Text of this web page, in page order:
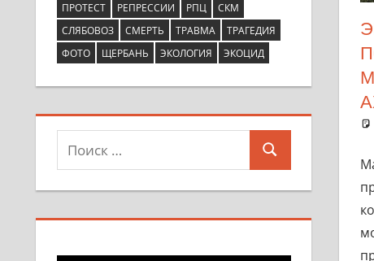
ПРОТЕСТ
РЕПРЕССИИ РПЦ
СКМ
СЛЯБОВОЗ
СМЕРТЬ ТРАВМА
ТРАГЕДИЯ
ФОТО
ЩЕРБАНЬ ЭКОЛОГИЯ ЭКОЦИД